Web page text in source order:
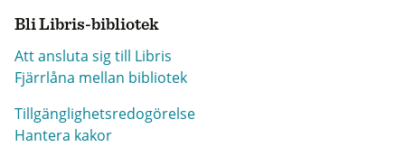
Bli Libris-bibliotek
Att ansluta sig till Libris
Fjärrlåna mellan bibliotek
Tillgänglighetsredogörelse
Hantera kakor